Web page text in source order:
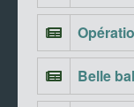
Belle